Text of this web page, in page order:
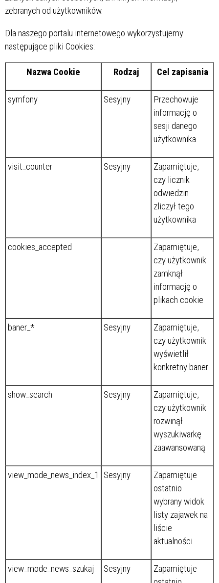
zebranych od użytkowników.
Dla naszego portalu internetowego wykorzystujemy
następujące pliki Cookies:
Nazwa Cookie Rodzaj Cel zapisania
symfony Sesyjny
Przechowuje
informację o
sesji danego
użytkownika
visit_counter Sesyjny
Zapamiętuje,
czy licznik
odwiedzin
zliczył tego
użytkownika
cookies_accepted
Zapamiętuje,
czy użytkownik
zamknął
informację o
plikach cookie
baner_* Sesyjny
Zapamiętuje,
czy użytkownik
wyświetlił
konkretny baner
show_search Sesyjny
Zapamiętuje,
czy użytkownik
rozwinął
wyszukiwarkę
zaawansowaną
view_mode_news_index_1 Sesyjny
Zapamiętuje
ostatnio
wybrany widok
listy zajawek na
liście
aktualności
view_mode_news_szukaj Sesyjny
Zapamiętuje